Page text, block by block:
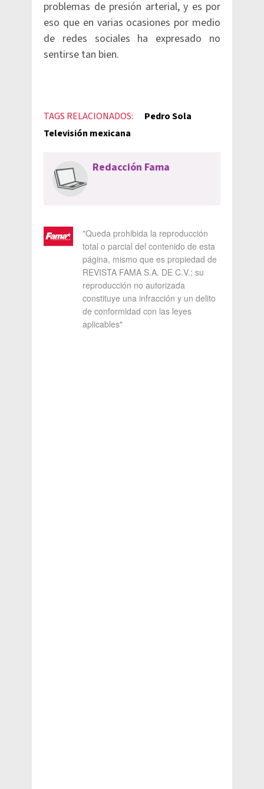
problemas de presión arterial, y es por
eso que en varias ocasiones por medio
de redes sociales ha expresado no
sentirse tan bien.
TAGS RELACIONADOS:
Pedro Sola
Televisión mexicana
Redacción Fama
"Queda prohibida la reproducción
total o parcial del contenido de esta
página, mismo que es propiedad de
REVISTA FAMA S.A. DE C.V.; su
reproducción no autorizada
constituye una infracción y un delito
de conformidad con las leyes
aplicables"